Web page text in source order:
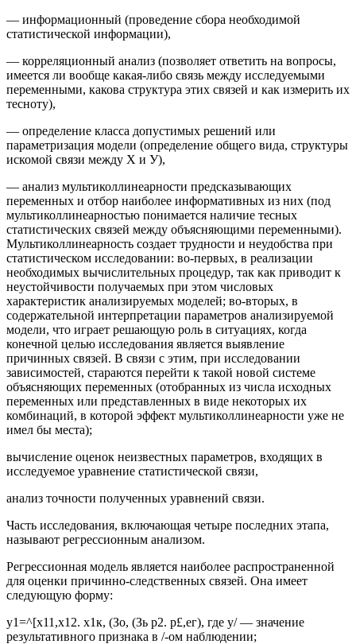
— информационный (проведение сбора необходимой
статистической информации),
— корреляционный анализ (позволяет ответить на вопросы,
имеется ли вообще какая-либо связь между исследуемыми
переменными, какова структура этих связей и как измерить их
тесноту),
— определение класса допустимых решений или
параметризация модели (определение общего вида, структуры
искомой связи между X и У),
— анализ мультиколлинеарности предсказывающих
переменных и отбор наиболее информативных из них (под
мультиколлинеарностью понимается наличие тесных
статистических связей между объясняющими переменными).
Мультиколлинеарность создает трудности и неудобства при
статистическом исследовании: во-первых, в реализации
необходимых вычислительных процедур, так как приводит к
неустойчивости получаемых при этом числовых
характеристик анализируемых моделей; во-вторых, в
содержательной интерпретации параметров анализируемой
модели, что играет решающую роль в ситуациях, когда
конечной целью исследования является выявление
причинных связей. В связи с этим, при исследовании
зависимостей, стараются перейти к такой новой системе
объясняющих переменных (отобранных из числа исходных
переменных или представленных в виде некоторых их
комбинаций, в которой эффект мультиколлинеарности уже не
имел бы места);
вычисление оценок неизвестных параметров, входящих в
исследуемое уравнение статистической связи,
анализ точности полученных уравнений связи.
Часть исследования, включающая четыре последних этапа,
называют регрессионным анализом.
Регрессионная модель является наиболее распространенной
для оценки причинно-следственных связей. Она имеет
следующую форму:
у1=^[х11,х12. х1к, (Зо, (Зь р2. р£,ег), где у/ — значение
результативного признака в /-ом наблюдении;